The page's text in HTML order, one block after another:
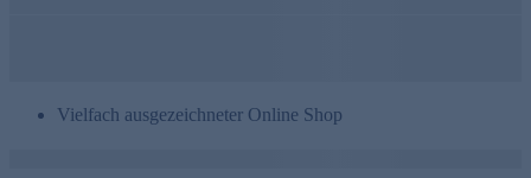
Vielfach ausgezeichneter Online Shop